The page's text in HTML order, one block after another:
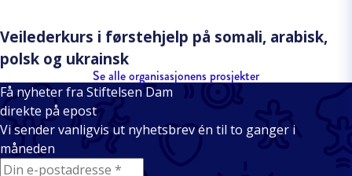
Veilederkurs i førstehjelp på somali, arabisk,
polsk og ukrainsk
Se alle organisasjonens prosjekter
Få nyheter fra Stiftelsen Dam
direkte på epost
Vi sender vanligvis ut nyhetsbrev én til to ganger i
måneden
E-mail